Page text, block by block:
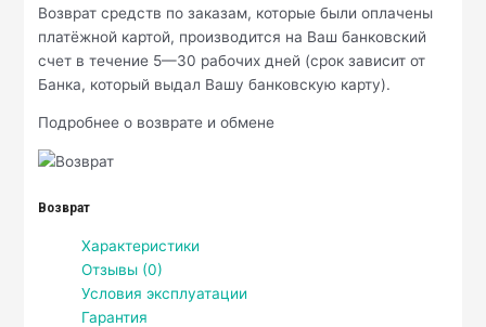
Возврат средств по заказам, которые были оплачены
платёжной картой, производится на Ваш банковский
счет в течение 5—30 рабочих дней (срок зависит от
Банка, который выдал Вашу банковскую карту).
Подробнее о возврате и обмене
Возврат
Характеристики
Отзывы (0)
Условия эксплуатации
Гарантия